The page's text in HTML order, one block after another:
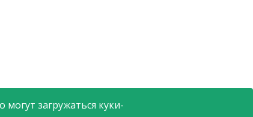
загружаться куки-